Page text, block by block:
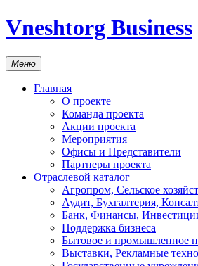
Vneshtorg Business
Меню
Главная
О проекте
Команда проекта
Акции проекта
Мероприятия
Офисы и Представители
Партнеры проекта
Отраслевой каталог
Агропром, Сельское
Аудит, Бухгалтерия,
Банк, Финансы,
Поддержка бизнеса
Бытовое и промышленное
Выставки, Рекламные